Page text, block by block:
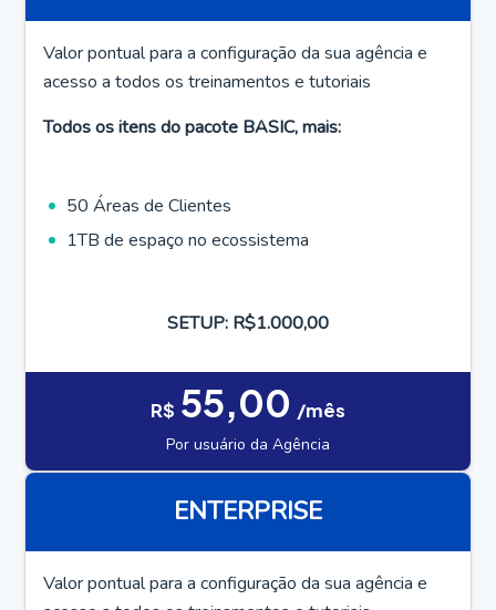
Valor pontual para a configuração da sua agência e
acesso a todos os treinamentos e tutoriais
Todos os itens do pacote BASIC, mais:
50 Áreas de Clientes
1TB de espaço no ecossistema
SETUP: R$1.000,00
R$ 55,00 /mês
Por usuário da Agência
ENTERPRISE
Valor pontual para a configuração da sua agência e